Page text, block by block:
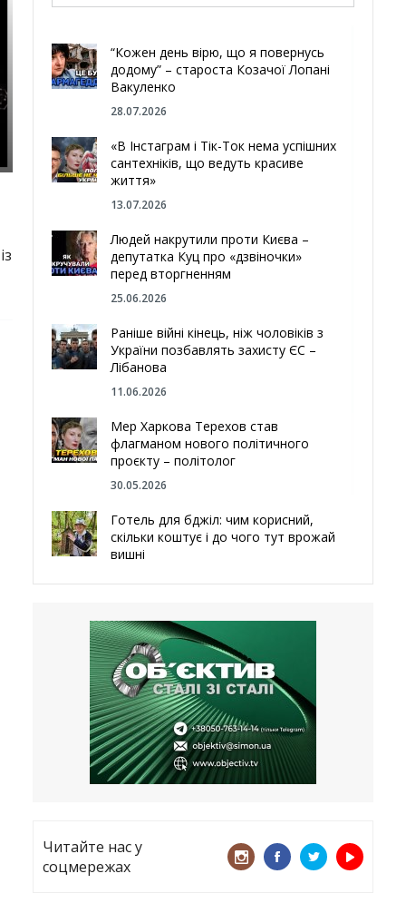
“Кожен день вірю, що я повернусь
додому” – староста Козачої Лопані
Вакуленко
28.07.2026
«В Інстаграм і Тік-Ток нема успішних
сантехніків, що ведуть красиве
життя»
13.07.2026
Людей накрутили проти Києва –
депутатка Куц про «дзвіночки»
перед вторгненням
25.06.2026
Раніше війні кінець, ніж чоловіків з
України позбавлять захисту ЄС –
Лібанова
11.06.2026
Мер Харкова Терехов став
флагманом нового політичного
проєкту – політолог
30.05.2026
Готель для бджіл: чим корисний,
скільки коштує і до чого тут врожай
вишні
Чугуєва, міста, яке встояло попри
все
21.05.2026
«ТЦК порушує закон? Нехай
платять!» Як завдяки штрафу жінку
виключили з обліку
15.05.2026
Читайте нас у
соцмережах